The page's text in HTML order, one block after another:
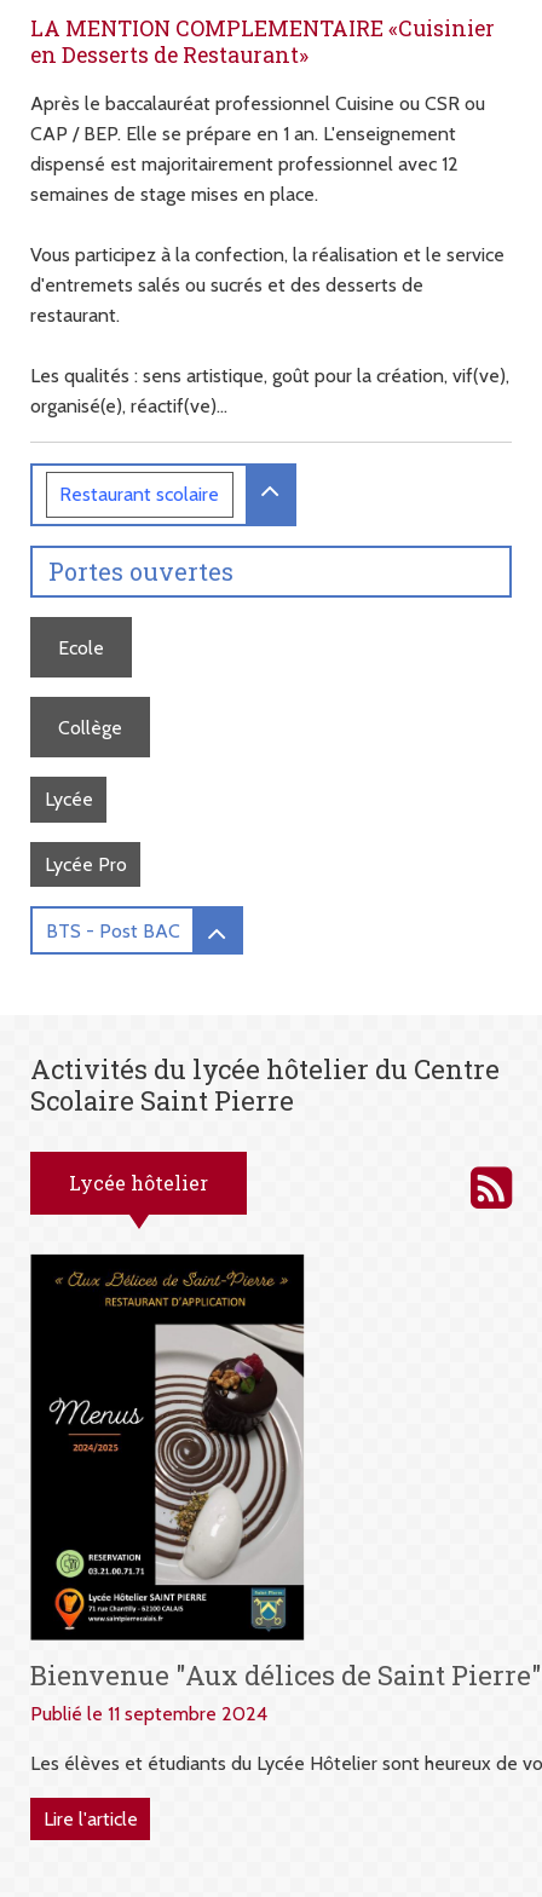
LA MENTION COMPLEMENTAIRE «Cuisinier
en Desserts de Restaurant»
Après le baccalauréat professionnel Cuisine ou CSR ou
CAP / BEP. Elle se prépare en 1 an. L'enseignement
dispensé est majoritairement professionnel avec 12
semaines de stage mises en place.
Vous participez à la confection, la réalisation et le service
d'entremets salés ou sucrés et des desserts de
restaurant.
Les qualités : sens artistique, goût pour la création, vif(ve),
organisé(e), réactif(ve)...
Restaurantscolaire
Portes ouvertes
Ecole
Collège
Lycée
Lycée Pro
BTS - Post BAC
Activités du lycée hôtelier du Centre
Scolaire Saint Pierre
Lycée hôtelier
Bienvenue "Aux délices de Saint Pierre"
Publié le 11 septembre 2024
Les élèves et étudiants du Lycée Hôtelier sont heureux de
Lire l'article